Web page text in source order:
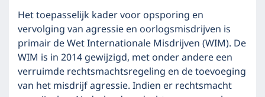
Het toepasselijk kader voor opsporing en
vervolging van agressie en oorlogsmisdrijven is
primair de Wet Internationale Misdrijven (WIM). De
WIM is in 2014 gewijzigd, met onder andere een
verruimde rechtsmachtsregeling en de toevoeging
van het misdrijf agressie. Indien er rechtsmacht